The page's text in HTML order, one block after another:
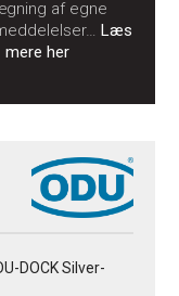
af egne
Læs
mere her
DOCK Silver-